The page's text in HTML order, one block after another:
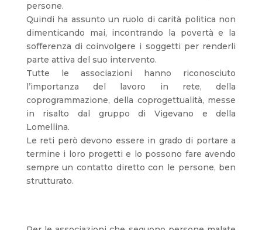
persone.
Quindi ha assunto un ruolo di carità politica non
dimenticando mai, incontrando la povertà e la
sofferenza di coinvolgere i soggetti per renderli
parte attiva del suo intervento.
Tutte le associazioni hanno riconosciuto
l’importanza del lavoro in rete, della
coprogrammazione, della coprogettualità, messe
in risalto dal gruppo di Vigevano e della
Lomellina.
Le reti però devono essere in grado di portare a
termine i loro progetti e lo possono fare avendo
sempre un contatto diretto con le persone, ben
strutturato.